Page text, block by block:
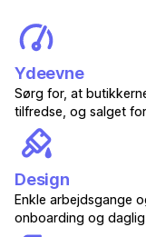
Ydeevne
Sørg for, at
tilfredse, og salget
Design
Enkle arbejdsgange
onboarding og